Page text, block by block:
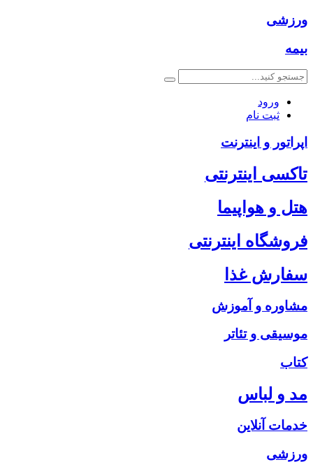
ورزشی
بیمه
ورود
ثبت نام
اپراتور و اینترنت
تاکسی اینترنتی
هتل و هواپیما
فروشگاه اینترنتی
سفارش غذا
مشاوره و آموزش
موسیقی و تئاتر
کتاب
مد و لباس
خدمات آنلاین
ورزشی